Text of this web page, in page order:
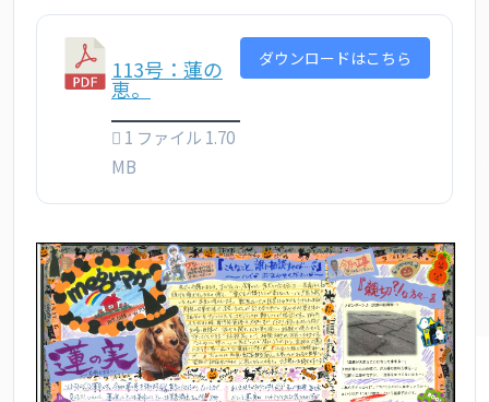
113号：蓮の
恵。
1 ファイル 1.70
MB
ダウンロードはこちら